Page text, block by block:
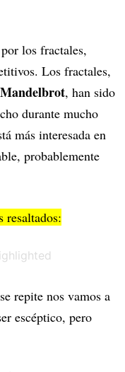
los fractales,
Los fractales,
, han sido
durante mucho
más interesada en
probablemente
resaltados:
repite nos vamos a
escéptico, pero